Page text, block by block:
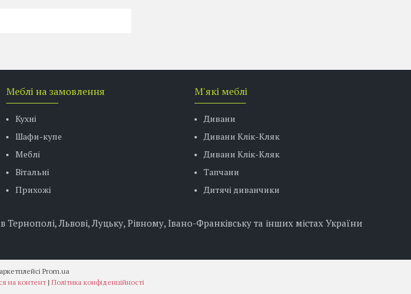
Меблі на замовлення
Кухні
Шафи-купе
Меблі
Вітальні
Прихожі
М'які меблі
Дивани
Дивани Клік-Кляк
Дивани Клік-Кляк
Тапчани
Дитячі диванчики
Львові, Луцьку, Рівному, Івано-Франківську та інших містах України
Prom.ua
на контент | Політика конфіденційності